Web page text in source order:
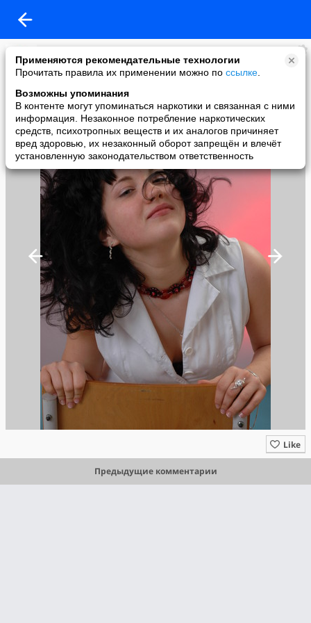
Применяются рекомендательные технологии
Прочитать правила их применении можно по ссылке
Возможны упоминания
В контенте могут упоминаться наркотики и связанная с ними
информация. Незаконное потребление наркотических
средств, психотропных веществ и их аналогов причиняет
вред здоровью, их незаконный оборот запрещён и влечёт
установленную законодательством ответственность
Кcения Гильмиярова
added a photo
10 Nov в 23:16
Like
Предыдущие комментарии